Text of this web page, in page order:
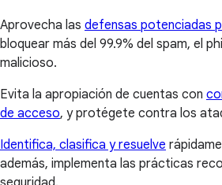
Aprovecha las defensas potenciadas
bloquear más del 99.9% del spam, el
malicioso.
Evita la apropiación de cuentas con
de acceso, y protégete contra los
Identifica, clasifica y resuelve
además, implementa las prácticas